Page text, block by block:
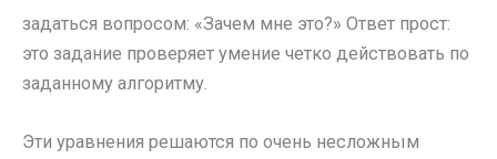
задаться вопросом: «Зачем мне это?» Ответ прост:
это задание проверяет умение четко действовать по
заданному алгоритму.
Эти уравнения решаются по очень несложным